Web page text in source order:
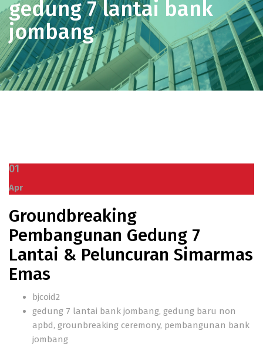
gedung 7 lantai bank
jombang
01
Apr
Groundbreaking
Pembangunan Gedung 7
Lantai & Peluncuran Simarmas
Emas
bjcoid2
gedung 7 lantai bank jombang, gedung baru non
apbd, grounbreaking ceremony, pembangunan bank
jombang